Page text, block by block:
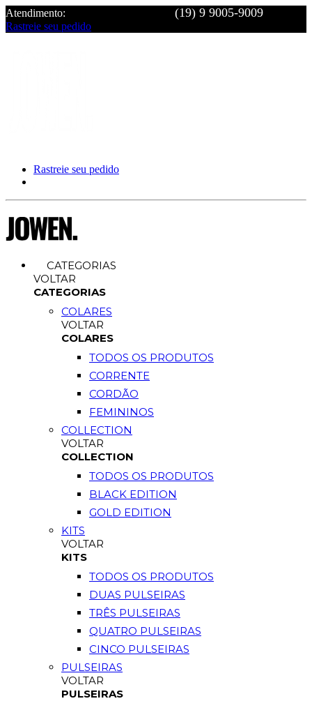
Atendimento:
Rastreie seu pedido
Rastreie seu pedido
CATEGORIAS
VOLTAR
CATEGORIAS
COLARES
VOLTAR
COLARES
TODOS OS PRODUTOS
CORRENTE
CORDÃO
FEMININOS
COLLECTION
VOLTAR
COLLECTION
TODOS OS PRODUTOS
BLACK EDITION
GOLD EDITION
KITS
VOLTAR
KITS
TODOS OS PRODUTOS
DUAS PULSEIRAS
TRÊS PULSEIRAS
QUATRO PULSEIRAS
CINCO PULSEIRAS
PULSEIRAS
VOLTAR
PULSEIRAS